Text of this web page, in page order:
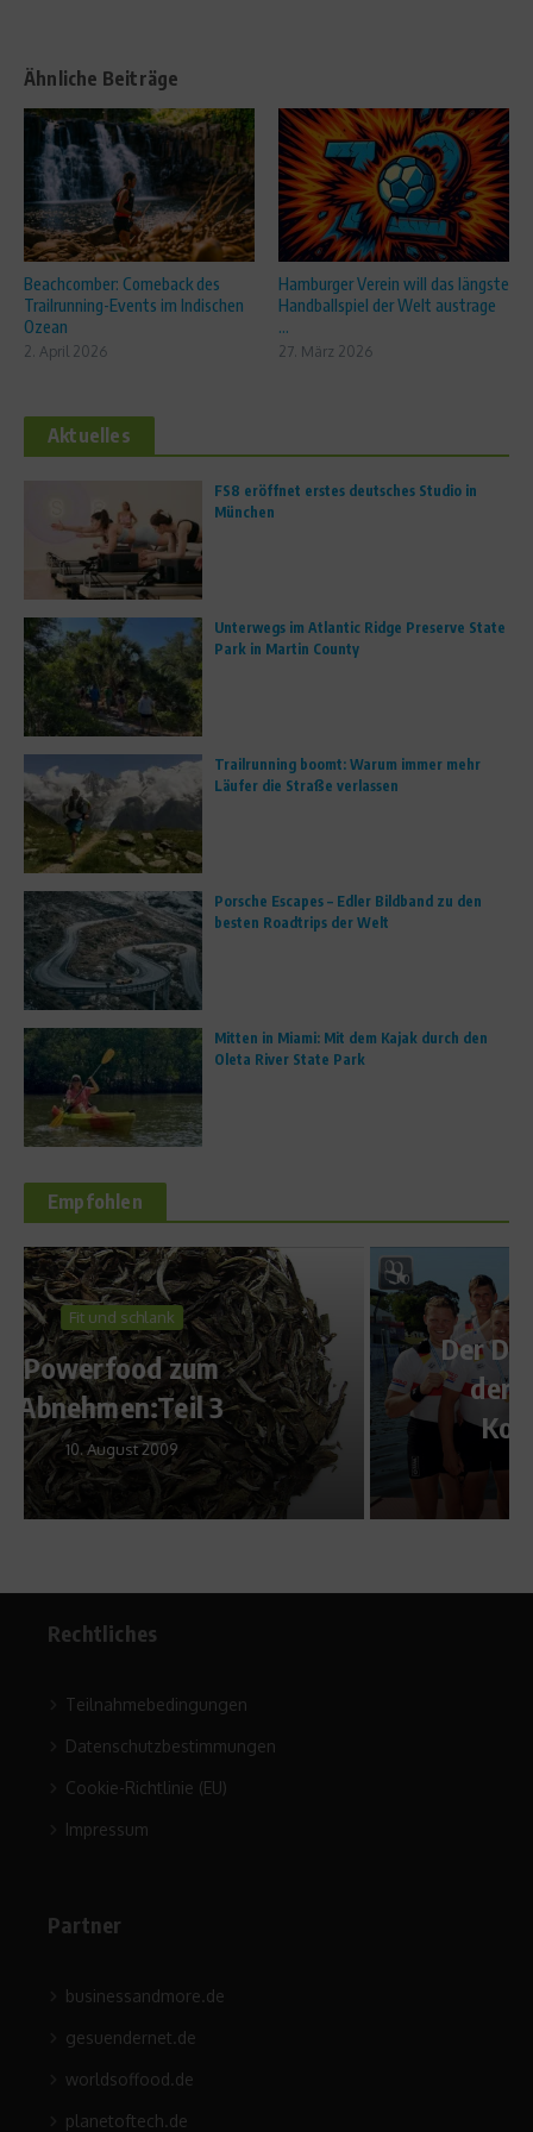
Ähnliche Beiträge
Beachcomber: Comeback des
Trailrunning-Events im Indischen
Ozean
2. April 2026
Hamburger Verein will das längste
Handballspiel der Welt austrage
...
27. März 2026
Aktuelles
FS8 eröffnet erstes deutsches Studio in
München
Unterwegs im Atlantic Ridge Preserve State
Park in Martin County
Trailrunning boomt: Warum immer mehr
Läufer die Straße verlassen
Porsche Escapes – Edler Bildband zu den
besten Roadtrips der Welt
Mitten in Miami: Mit dem Kajak durch den
Oleta River State Park
Empfohlen
Sports Inside
Der Deutschland-Achter vor
der WM: Vorbereitung,
Konkurrenz und Ziele
26. August 2011
Rechtliches
Teilnahmebedingungen
Datenschutzbestimmungen
Cookie-Richtlinie (EU)
Impressum
Partner
businessandmore.de
gesuendernet.de
worldsoffood.de
planetoftech.de